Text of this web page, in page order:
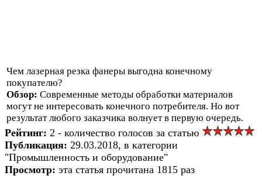
Чем лазерная резка фанеры выгодна конечному
покупателю?
Обзор: Современные методы обработки материалов
могут не интересовать конечного потребителя. Но вот
результат любого заказчика волнует в первую очередь.
Рейтинг: 2 - количество голосов за статью
Публикация: 29.03.2018, в категории
"Промышленность и оборудование"
Просмотр: эта статья прочитана 1815 раз